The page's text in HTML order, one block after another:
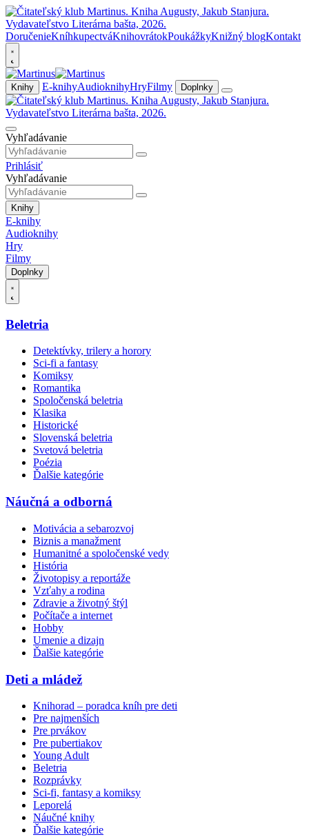
DoručenieKníhkupectváKnihovrátokPoukážkyKnižný blogKontakt
Knihy E-knihyAudioknihyHryFilmy Doplnky
Vyhľadávanie
Prihlásiť
Vyhľadávanie
Knihy
E-knihy
Audioknihy
Hry
Filmy
Doplnky
Beletria
Detektívky, trilery a horory
Sci-fi a fantasy
Komiksy
Romantika
Spoločenská beletria
Klasika
Historické
Slovenská beletria
Svetová beletria
Poézia
Ďalšie kategórie
Náučná a odborná
Motivácia a sebarozvoj
Biznis a manažment
Humanitné a spoločenské vedy
História
Životopisy a reportáže
Vzťahy a rodina
Zdravie a životný štýl
Počítače a internet
Hobby
Umenie a dizajn
Ďalšie kategórie
Deti a mládež
Knihorad – poradca kníh pre deti
Pre najmenších
Pre prvákov
Pre pubertiakov
Young Adult
Beletria
Rozprávky
Sci-fi, fantasy a komiksy
Leporelá
Náučné knihy
Ďalšie kategórie